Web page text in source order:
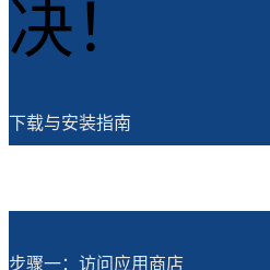
决！
下载与安装指南
步骤一：访问应用商店